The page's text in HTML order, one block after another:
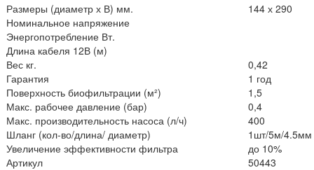
Размеры (диаметр х В) мм.
144 х 290
Номинальное напряжение
Энергопотребление Вт.
Длина кабеля 12В (м)
Вес кг.
0,42
Гарантия
1 год
Поверхность биофильтрации (м²)
1,5
Макс. рабочее давление (бар)
0,4
Макс. производительность насоса (л/ч)
400
Шланг (кол-во/длина/ диаметр)
1шт/5м/4.5мм
Увеличение эффективности фильтра
до 10%
Артикул
50443